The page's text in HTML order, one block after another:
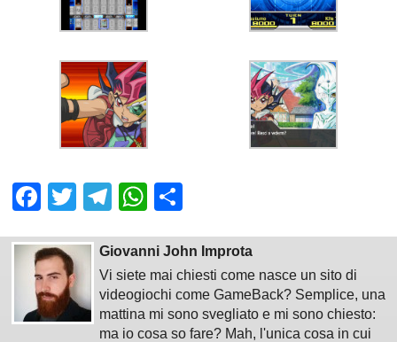
Facebook
Twitter
Telegram
WhatsApp
Giovanni John Improta
Vi siete mai chiesti come nasce un sito di
videogiochi come GameBack? Semplice, una
mattina mi sono svegliato e mi sono chiesto:
ma io cosa so fare? Mah, l'unica cosa in cui